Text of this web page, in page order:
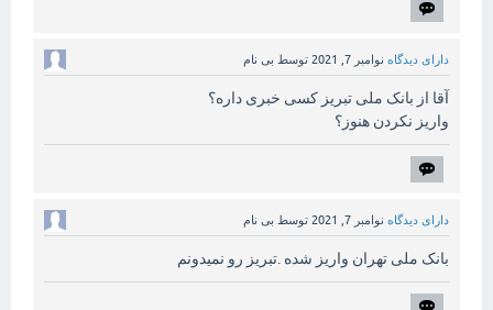
دارای دیدگاه نوامبر 7, 2021 توسط بی نام
آقا از بانک ملی تبریز کسی خبری داره؟
واریز نکردن هنوز؟
دارای دیدگاه نوامبر 7, 2021 توسط بی نام
بانک ملی تهران واریز شده .تبریز رو نمیدونم